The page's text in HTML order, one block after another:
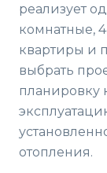
реализует
комнатные,
квартиры и
выбрать
планировку
отопления.